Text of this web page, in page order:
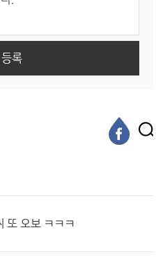
등록
또 오보 ㅋㅋㅋ